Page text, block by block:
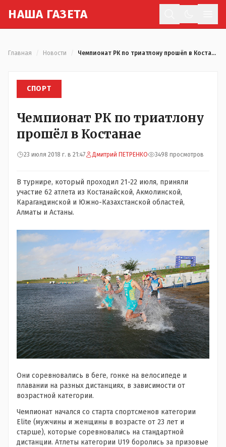
НАША ГАЗЕТА
Главная Новости Чемпионат РК по триатлону прошёл в Костанае
СПОРТ
Чемпионат РК по триатлону
прошёл в Костанае
23 июля 2018 г. в 21:47 Дмитрий ПЕТРЕНКО 3498 просмотров
В турнире, который проходил 21-22 июля, приняли
участие 62 атлета из Костанайской, Акмолинской,
Карагандинской и Южно-Казахстанской областей,
Алматы и Астаны.
Они соревновались в беге, гонке на велосипеде и
плавании на разных дистанциях, в зависимости от
возрастной категории.
Чемпионат начался со старта спортсменов категории
Elite (мужчины и женщины в возрасте от 23 лет и
старше), которые соревновались на стандартной
дистанции. Атлеты категории U19 боролись за призовые